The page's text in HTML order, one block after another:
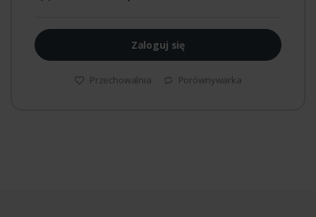
Zaloguj się
Przechowalnia Porównywarka